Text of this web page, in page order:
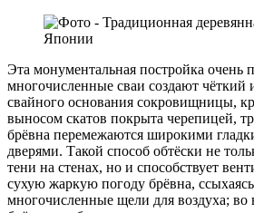
Эта монументальная постройка очень
многочисленные сваи создают
свайного основания сокровищницы,
выносом скатов покрыта черепицей,
брёвна перемежаются широкими
дверями. Такой способ обтёски не
тени на стенах, но и способствует
сухую жаркую погоду брёвна,
многочисленные щели для воздуха;